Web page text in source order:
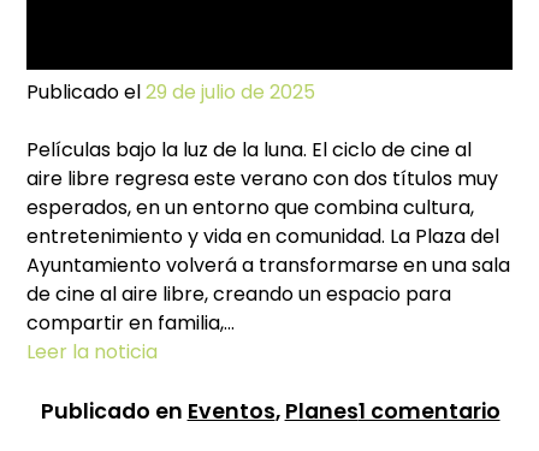
Publicado el29 de julio de 2025
Películas bajo la luz de la luna. El ciclo de cine al
aire libre regresa este verano con dos títulos muy
esperados, en un entorno que combina cultura,
entretenimiento y vida en comunidad. La Plaza del
Ayuntamiento volverá a transformarse en una sala
de cine al aire libre, creando un espacio para
compartir en familia,…
Leer la noticia
Publicado en Eventos, Planes1 comentarioen